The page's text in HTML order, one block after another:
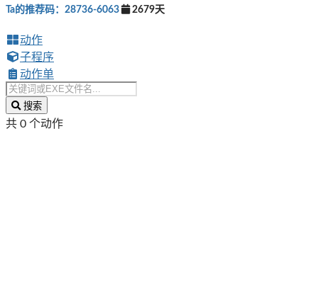
Ta的推荐码：28736-6063 2679天
动作
子程序
动作单
搜索
共 0 个动作